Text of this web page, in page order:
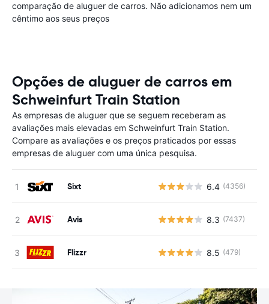
comparação de aluguer de carros. Não adicionamos nem um
cêntimo aos seus preços
Opções de aluguer de carros em
Schweinfurt Train Station
As empresas de aluguer que se seguem receberam as
avaliações mais elevadas em Schweinfurt Train Station.
Compare as avaliações e os preços praticados por essas
empresas de aluguer com uma única pesquisa.
Sixt 6.4 (4356)
Avis 8.3 (7437)
Flizzr 8.5 (479)